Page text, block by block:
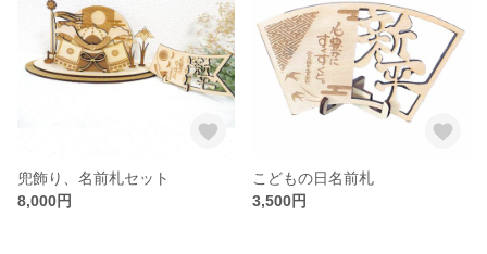
兜飾り、名前札セット
8,000円
こどもの日名前札
3,500円